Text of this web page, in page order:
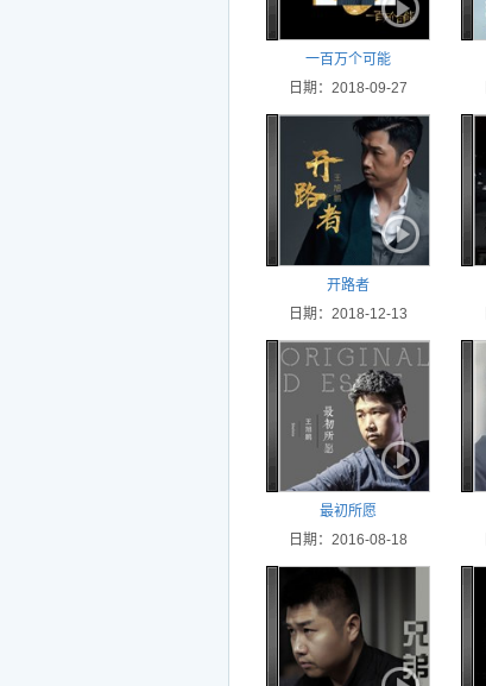
一百万个可能
日期：2018-09-27
开路者
日期：2018-12-13
最初所愿
日期：2016-08-18